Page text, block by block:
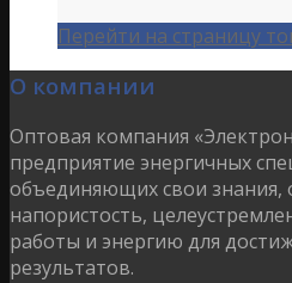
Перейти на страницу
О компании
Оптовая компания
предприятие энергичных
объединяющих свои знания,
напористость,
работы и энергию для
результатов.